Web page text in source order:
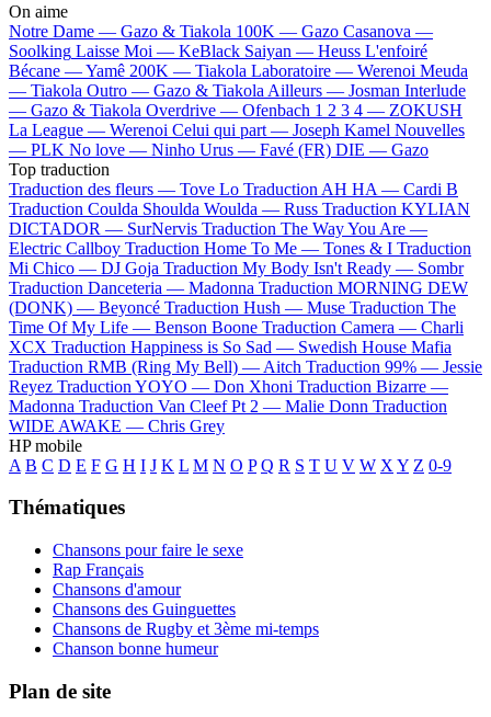
On aime
Notre Dame — Gazo & Tiakola 100K — Gazo Casanova —
Soolking Laisse Moi — KeBlack Saiyan — Heuss L'enfoiré
Bécane —Yamê 200K — Tiakola Laboratoire — Werenoi Meuda
— Tiakola Outro — Gazo & Tiakola Ailleurs — Josman Interlude
— Gazo & Tiakola Overdrive — Ofenbach 1 2 3 4 — ZOKUSH
La League — Werenoi Celui qui part — Joseph Kamel Nouvelles
— PLK No love — Ninho Urus — Favé (FR) DIE — Gazo
Top traduction
Traduction des fleurs — Tove Lo Traduction AH HA — Cardi B
Traduction Coulda Shoulda Woulda — Russ Traduction KYLIAN
DICTADOR — SurNervis Traduction The Way You Are —
Electric Callboy Traduction Home To Me — Tones & I Traduction
Mi Chico — DJ Goja Traduction My Body Isn't Ready — Sombr
Traduction Danceteria — Madonna Traduction MORNING DEW
(DONK) — Beyoncé Traduction Hush — Muse Traduction The
Time Of My Life — Benson Boone Traduction Camera — Charli
XCX Traduction Happiness is So Sad — Swedish House Mafia
Traduction RMB (Ring My Bell) — Aitch Traduction 99% — Jessie
Reyez Traduction YOYO — Don Xhoni Traduction Bizarre —
Madonna Traduction Van Cleef Pt 2 — Malie Donn Traduction
WIDE AWAKE — Chris Grey
HP mobile
A B C D E F G H I J K L M N O P Q R S T U V W X Y Z 0-9
Thématiques
Chansons pour faire le sexe
Rap Français
Chansons d'amour
Chansons des Guinguettes
Chansons de Rugby et 3ème mi-temps
Chanson bonne humeur
Plan de site